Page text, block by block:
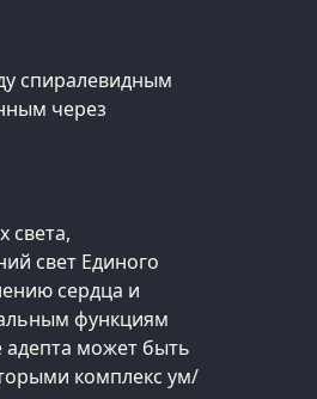
спиралевидным
через
света,
свет Единого
сердца и
функциям
может быть
комплекс ум/